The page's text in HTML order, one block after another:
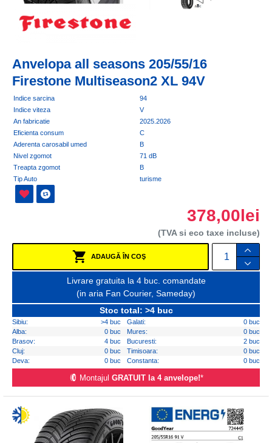
Anvelopa all seasons 205/55/16
Firestone Multiseason2 XL 94V
Indice sarcina
94
Indice viteza
V
An fabricatie
2025.2026
Eficienta consum
C
Aderenta carosabil umed
B
Nivel zgomot
71 dB
Treapta zgomot
B
Tip Auto
turisme
378,00lei
(TVA si eco taxe incluse)
ADAUGĂ ÎN COŞ
Livrare gratuita la 4 buc. comandate
(in aria Fan Courier, Sameday)
Stoc total: >4 buc
Sibiu: >4 buc Galati:
0 buc
Alba:
0 buc Mures:
0 buc
Brasov:
4 buc Bucuresti:
2 buc
Cluj:
0 buc Timisoara:
0 buc
Deva:
0 buc Constanta: 0 buc
Montajul GRATUIT la 4 anvelope!*